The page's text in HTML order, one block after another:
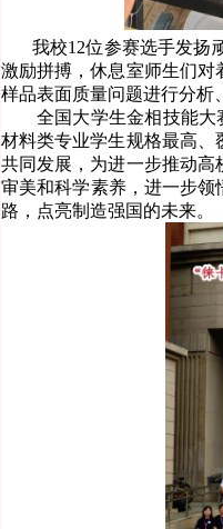
我校12位参赛选手发扬
激励拼搏，休息室师生们对
样品表面质量问题进行分析
全国大学生金相技能大
材料类专业学生规格最高、
共同发展，为进一步推动
审美和科学素养，进一步领
路，点亮制造强国的未来。